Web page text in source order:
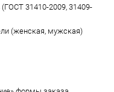
31410-2009, 31409-
(женская, мужская)